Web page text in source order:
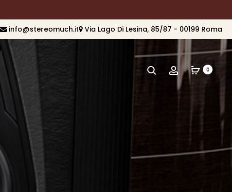
info@stereomuch.it Via Lago Di Lesina, 85/87 - 00199 Roma
Cerca Account0